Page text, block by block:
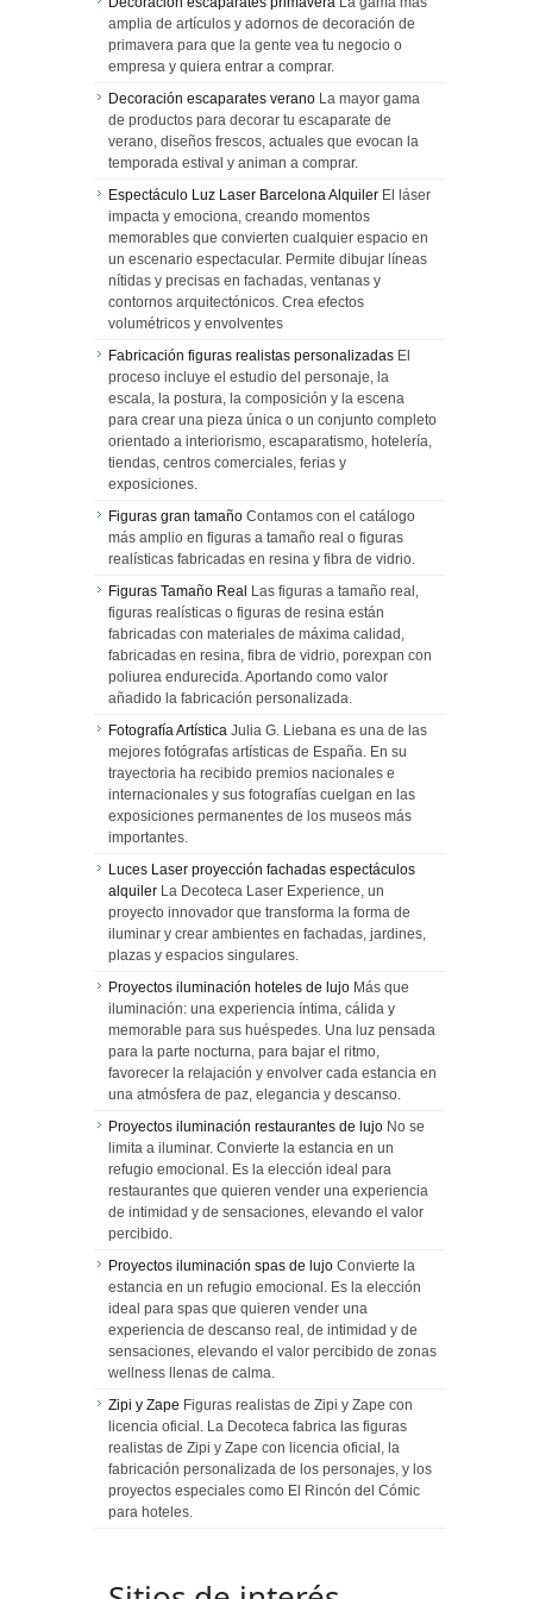
amplia de artículos y adornos de decoración de
primavera para que la gente vea tu negocio o
empresa y quiera entrar a comprar.
Decoración escaparates verano La mayor gama
de productos para decorar tu escaparate de
verano, diseños frescos, actuales que evocan la
temporada estival y animan a comprar.
Espectáculo Luz Laser Barcelona Alquiler El láser
impacta y emociona, creando momentos
memorables que convierten cualquier espacio en
un escenario espectacular. Permite dibujar líneas
nítidas y precisas en fachadas, ventanas y
contornos arquitectónicos. Crea efectos
volumétricos y envolventes
Fabricación figuras realistas personalizadas El
proceso incluye el estudio del personaje, la
escala, la postura, la composición y la escena
para crear una pieza única o un conjunto completo
orientado a interiorismo, escaparatismo, hotelería,
tiendas, centros comerciales, ferias y
exposiciones.
Figuras gran tamaño Contamos con el catálogo
más amplio en figuras a tamaño real o figuras
realísticas fabricadas en resina y fibra de vidrio.
Figuras Tamaño Real Las figuras a tamaño real,
figuras realísticas o figuras de resina están
fabricadas con materiales de máxima calidad,
fabricadas en resina, fibra de vidrio, porexpan con
poliurea endurecida. Aportando como valor
añadido la fabricación personalizada.
Fotografía Artística Julia G. Liebana es una de las
mejores fotógrafas artísticas de España. En su
trayectoria ha recibido premios nacionales e
internacionales y sus fotografías cuelgan en las
exposiciones permanentes de los museos más
importantes.
Luces Laser proyección fachadas espectáculos
alquiler La Decoteca Laser Experience, un
proyecto innovador que transforma la forma de
iluminar y crear ambientes en fachadas, jardines,
plazas y espacios singulares.
Proyectos iluminación hoteles de lujo Más que
iluminación: una experiencia íntima, cálida y
memorable para sus huéspedes. Una luz pensada
para la parte nocturna, para bajar el ritmo,
favorecer la relajación y envolver cada estancia en
una atmósfera de paz, elegancia y descanso.
Proyectos iluminación restaurantes de lujo No se
limita a iluminar. Convierte la estancia en un
refugio emocional. Es la elección ideal para
restaurantes que quieren vender una experiencia
de intimidad y de sensaciones, elevando el valor
percibido.
Proyectos iluminación spas de lujo Convierte la
estancia en un refugio emocional. Es la elección
ideal para spas que quieren vender una
experiencia de descanso real, de intimidad y de
sensaciones, elevando el valor percibido de zonas
wellness llenas de calma.
Zipi y Zape Figuras realistas de Zipi y Zape con
licencia oficial. La Decoteca fabrica las figuras
realistas de Zipi y Zape con licencia oficial, la
fabricación personalizada de los personajes, y los
proyectos especiales como El Rincón del Cómic
para hoteles.